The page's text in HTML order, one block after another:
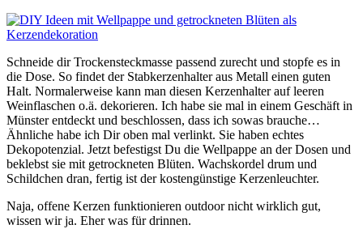
Schneide dir Trockensteckmasse passend zurecht und stopfe es in
die Dose. So findet der Stabkerzenhalter aus Metall einen guten
Halt. Normalerweise kann man diesen Kerzenhalter auf leeren
Weinflaschen o.ä. dekorieren. Ich habe sie mal in einem Geschäft in
Münster entdeckt und beschlossen, dass ich sowas brauche…
Ähnliche habe ich Dir oben mal verlinkt. Sie haben echtes
Dekopotenzial. Jetzt befestigst Du die Wellpappe an der Dosen und
beklebst sie mit getrockneten Blüten. Wachskordel drum und
Schildchen dran, fertig ist der kostengünstige Kerzenleuchter.
Naja, offene Kerzen funktionieren outdoor nicht wirklich gut,
wissen wir ja. Eher was für drinnen.